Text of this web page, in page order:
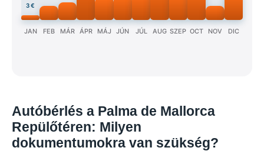
3 €
JAN FEB MÁR ÁPR MÁJ JÚN JÚL AUG SZEP OCT NOV DIC
Autóbérlés a Palma de Mallorca
Repülőtéren: Milyen
dokumentumokra van szükség?